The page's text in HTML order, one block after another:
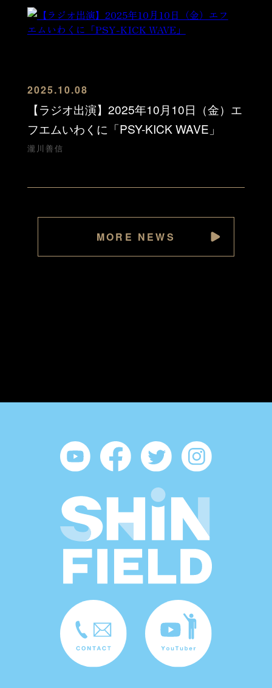
2025.10.08
【ラジオ出演】2025年10月10日（金）エ
フエムいわくに「PSY-KICK WAVE」
瀧川善信
MORE NEWS